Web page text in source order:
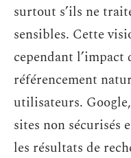
surtout s’ils ne
sensibles. Cette
cependant
référencement
utilisateurs.
sites non sécurisés
les résultats de